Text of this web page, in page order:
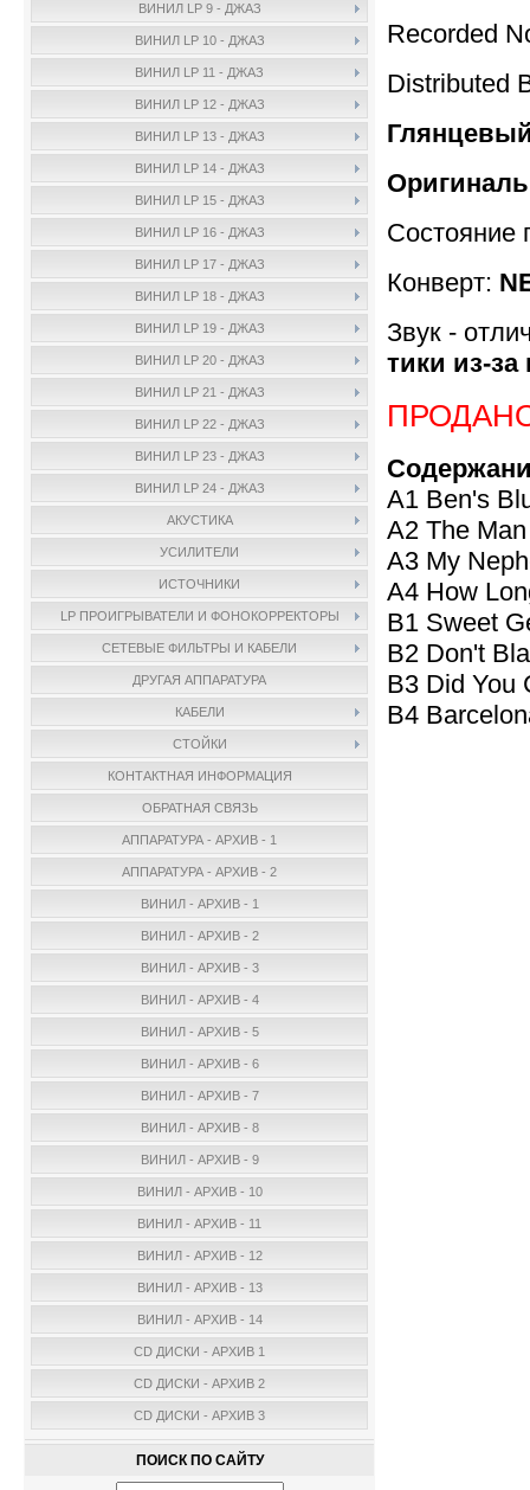
ВИНИЛ LP 9 - ДЖАЗ
ВИНИЛ LP 10 - ДЖАЗ
ВИНИЛ LP 11 - ДЖАЗ
ВИНИЛ LP 12 - ДЖАЗ
ВИНИЛ LP 13 - ДЖАЗ
ВИНИЛ LP 14 - ДЖАЗ
ВИНИЛ LP 15 - ДЖАЗ
ВИНИЛ LP 16 - ДЖАЗ
ВИНИЛ LP 17 - ДЖАЗ
ВИНИЛ LP 18 - ДЖАЗ
ВИНИЛ LP 19 - ДЖАЗ
ВИНИЛ LP 20 - ДЖАЗ
ВИНИЛ LP 21 - ДЖАЗ
ВИНИЛ LP 22 - ДЖАЗ
ВИНИЛ LP 23 - ДЖАЗ
ВИНИЛ LP 24 - ДЖАЗ
АКУСТИКА
УСИЛИТЕЛИ
ИСТОЧНИКИ
LP ПРОИГРЫВАТЕЛИ И ФОНОКОРРЕКТОРЫ
СЕТЕВЫЕ ФИЛЬТРЫ И КАБЕЛИ
ДРУГАЯ АППАРАТУРА
КАБЕЛИ
СТОЙКИ
КОНТАКТНАЯ ИНФОРМАЦИЯ
ОБРАТНАЯ СВЯЗЬ
АППАРАТУРА - АРХИВ - 1
АППАРАТУРА - АРХИВ - 2
ВИНИЛ - АРХИВ - 1
ВИНИЛ - АРХИВ - 2
ВИНИЛ - АРХИВ - 3
ВИНИЛ - АРХИВ - 4
ВИНИЛ - АРХИВ - 5
ВИНИЛ - АРХИВ - 6
ВИНИЛ - АРХИВ - 7
ВИНИЛ - АРХИВ - 8
ВИНИЛ - АРХИВ - 9
ВИНИЛ - АРХИВ - 10
ВИНИЛ - АРХИВ - 11
ВИНИЛ - АРХИВ - 12
ВИНИЛ - АРХИВ - 13
ВИНИЛ - АРХИВ - 14
CD ДИСКИ - АРХИВ 1
CD ДИСКИ - АРХИВ 2
CD ДИСКИ - АРХИВ 3
ПОИСК ПО САЙТУ
Recorded
Distributed
Состояние
Конверт:
Звук -
тики из-
A1 Ben's
A2 The
A3 My
A4 How
B1 Sweet
B2 Don't
B3 Did You
B4